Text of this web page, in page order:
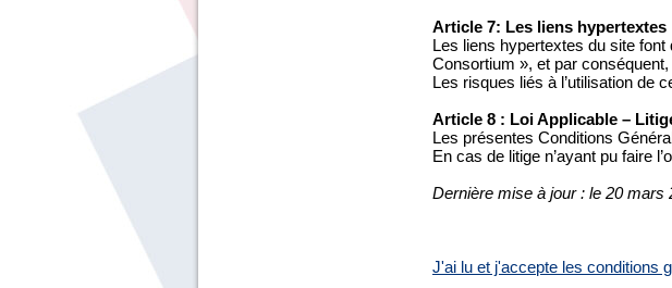
Article 7: Les liens hypertextes
Les liens hypertextes du site
Consortium », et par
Les risques liés à l’utilisation de
Article 8 : Loi Applicable –
Les présentes Conditions
En cas de litige n’ayant pu faire
Dernière mise à jour : le 20 mars
J'ai lu et j'accepte les conditions